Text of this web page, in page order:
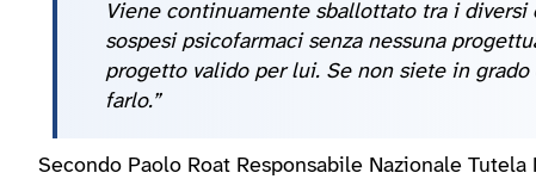
Viene continuamente sballottato tra i
sospesi psicofarmaci senza nessuna
progetto valido per lui. Se non siete in
farlo.”
Secondo Paolo Roat Responsabile Nazionale